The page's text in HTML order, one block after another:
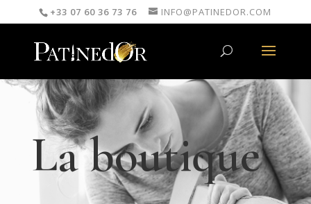
+33 07 60 36 73 76 INFO@PATINEDOR.COM
La boutique